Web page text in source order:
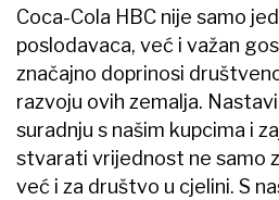
Coca-Cola HBC nije samo
poslodavaca, već i važan
značajno doprinosi
razvoju ovih zemalja.
suradnju s našim kupcima i
stvarati vrijednost ne samo
već i za društvo u cjelini. S